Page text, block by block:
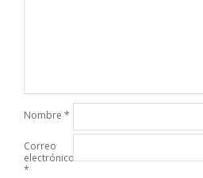
Nombre *
Correo
electrónico
*